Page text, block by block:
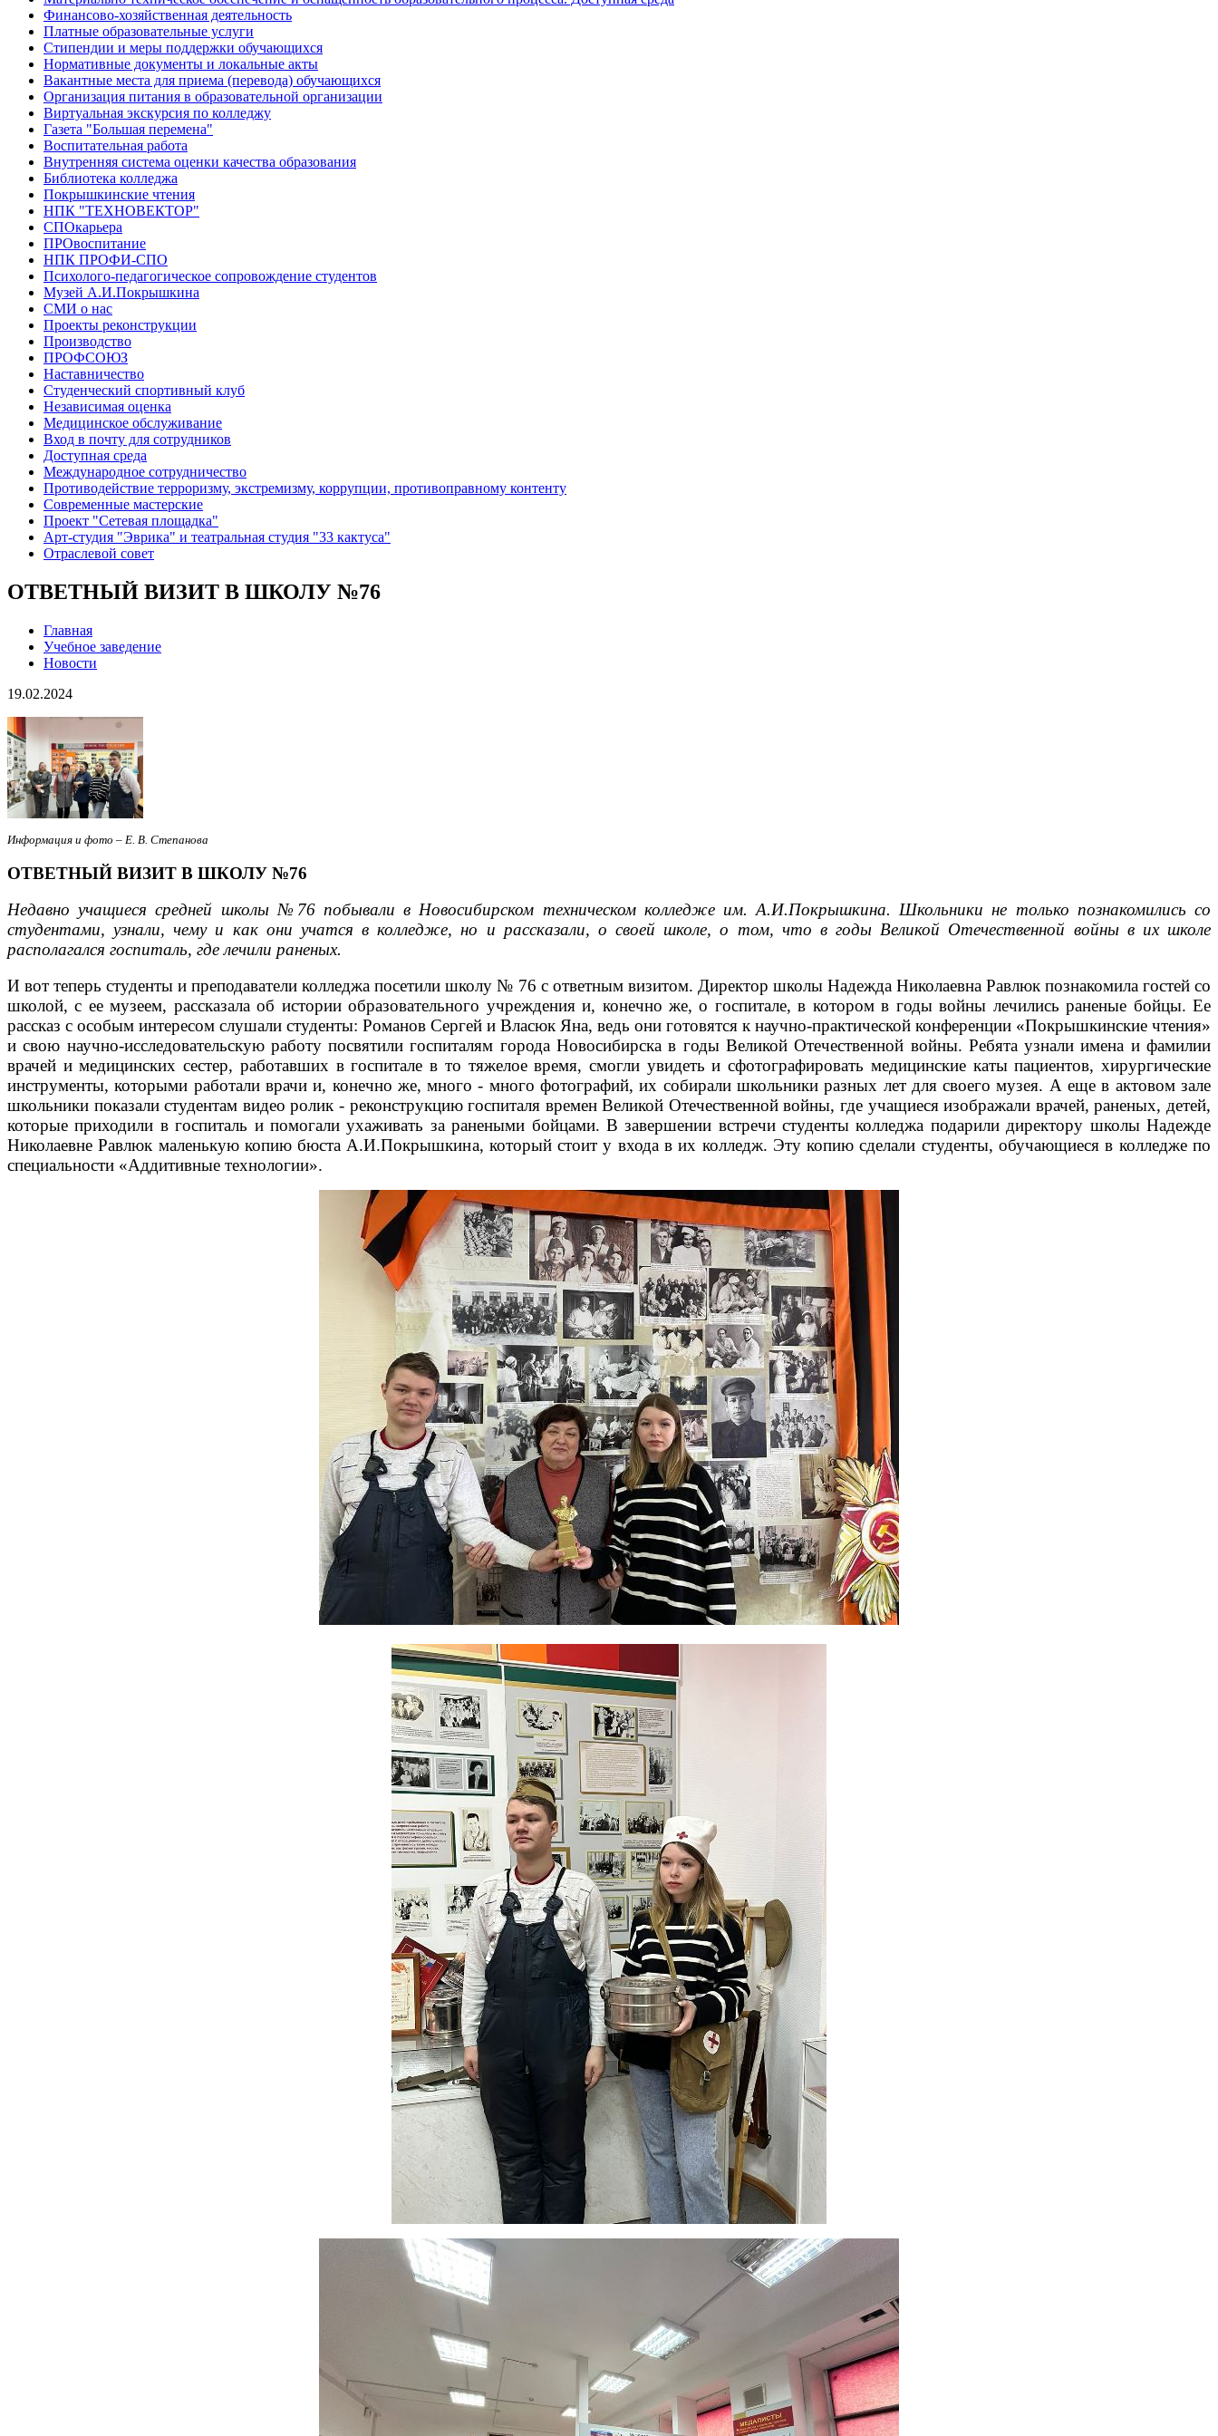
Финансово-хозяйственная деятельность
Платные образовательные услуги
Стипендии и меры поддержки обучающихся
Нормативные документы и локальные акты
Вакантные места для приема (перевода) обучающихся
Организация питания в образовательной организации
Виртуальная экскурсия по колледжу
Газета "Большая перемена"
Воспитательная работа
Внутренняя система оценки качества образования
Библиотека колледжа
Покрышкинские чтения
НПК "ТЕХНОВЕКТОР"
СПОкарьера
ПРОвоспитание
НПК ПРОФИ-СПО
Психолого-педагогическое сопровождение студентов
Музей А.И.Покрышкина
СМИ о нас
Проекты реконструкции
Производство
ПРОФСОЮЗ
Наставничество
Студенческий спортивный клуб
Независимая оценка
Медицинское обслуживание
Вход в почту для сотрудников
Доступная среда
Международное сотрудничество
Противодействие терроризму, экстремизму, коррупции, противоправному контенту
Современные мастерские
Проект "Сетевая площадка"
Арт-студия "Эврика" и театральная студия "33 кактуса"
Отраслевой совет
ОТВЕТНЫЙ ВИЗИТ В ШКОЛУ №76
Главная
Учебное заведение
Новости
19.02.2024
Информация и фото – Е. В. Степанова
ОТВЕТНЫЙ ВИЗИТ В ШКОЛУ №76
Недавно учащиеся средней школы №76 побывали в Новосибирском техническом колледже им. А.И.Покрышкина. Школьники не только познакомились со
студентами, узнали, чему и как они учатся в колледже, но и рассказали, о своей школе, о том, что в годы Великой Отечественной войны в их школе
располагался госпиталь, где лечили раненых.
И вот теперь студенты и преподаватели колледжа посетили школу № 76 с ответным визитом. Директор школы Надежда Николаевна Равлюк познакомила гостей со
школой, с ее музеем, рассказала об истории образовательного учреждения и, конечно же, о госпитале, в котором в годы войны лечились раненые бойцы. Ее
рассказ с особым интересом слушали студенты: Романов Сергей и Власюк Яна, ведь они готовятся к научно-практической конференции «Покрышкинские чтения»
и свою научно-исследовательскую работу посвятили госпиталям города Новосибирска в годы Великой Отечественной войны. Ребята узнали имена и фамилии
врачей и медицинских сестер, работавших в госпитале в то тяжелое время, смогли увидеть и сфотографировать медицинские каты пациентов, хирургические
инструменты, которыми работали врачи и, конечно же, много - много фотографий, их собирали школьники разных лет для своего музея. А еще в актовом зале
школьники показали студентам видео ролик - реконструкцию госпиталя времен Великой Отечественной войны, где учащиеся изображали врачей, раненых, детей,
которые приходили в госпиталь и помогали ухаживать за ранеными бойцами. В завершении встречи студенты колледжа подарили директору школы Надежде
Николаевне Равлюк маленькую копию бюста А.И.Покрышкина, который стоит у входа в их колледж. Эту копию сделали студенты, обучающиеся в колледже по
специальности «Аддитивные технологии».